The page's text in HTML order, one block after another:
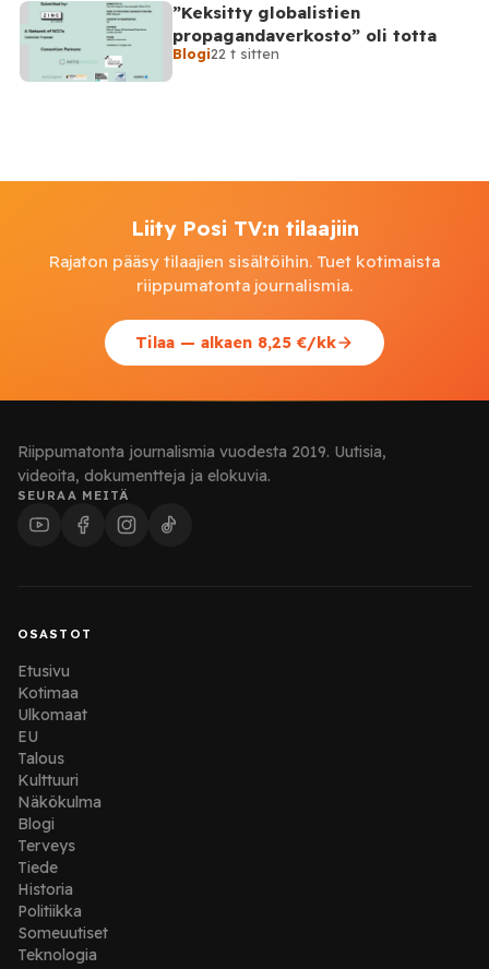
”Keksitty globalistien
propagandaverkosto” oli totta
Blogi22 t sitten
Liity Posi TV:n tilaajiin
Rajaton pääsy tilaajien sisältöihin. Tuet kotimaista
riippumatonta journalismia.
Tilaa — alkaen 8,25 €/kk
Riippumatonta journalismia vuodesta 2019. Uutisia,
videoita, dokumentteja ja elokuvia.
SEURAA MEITÄ
OSASTOT
Etusivu
Kotimaa
Ulkomaat
EU
Talous
Kulttuuri
Näkökulma
Blogi
Terveys
Tiede
Historia
Politiikka
Someuutiset
Teknologia